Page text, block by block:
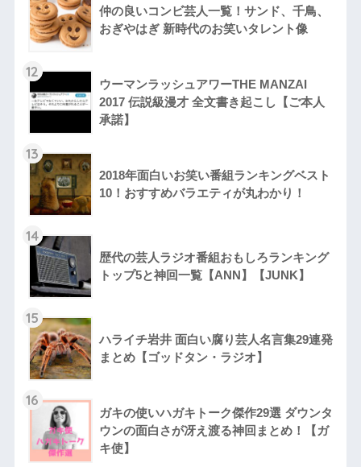
仲の良いコンビ芸人一覧！サンド、千鳥、
おぎやはぎ 新時代のお笑いタレント像
12
ウーマンラッシュアワーTHE MANZAI
2017 伝説級漫才 全文書き起こし【ご本人
承諾】
13
2018年面白いお笑い番組ランキングベスト
10！おすすめバラエティが丸わかり！
14
歴代の芸人ラジオ番組おもしろランキング
トップ5と神回一覧【ANN】【JUNK】
15
ハライチ岩井 面白い腐り芸人名言集29連発
まとめ【ゴッドタン・ラジオ】
16
ガキの使いハガキトーク傑作29選 ダウンタ
ウンの面白さが冴え渡る神回まとめ！【ガ
キ使】